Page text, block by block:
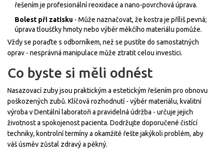
řešením je profesionální reoxidace a nano-povrchová úprava.
Bolest při zatisku - Může naznačovat, že kostra je příliš pevná;
úprava tloušťky hmoty nebo výběr měkčího materiálu pomůže.
Vždy se poraďte s odborníkem, než se pustíte do samostatných
oprav - nesprávná manipulace může ztratit celou investici.
Co byste si měli odnést
Nasazovací zuby jsou praktickým a estetickým řešením pro obnovu
poškozených zubů. Klíčová rozhodnutí - výběr materiálu, kvalitní
výroba vDentální laboratořia pravidelná údržba - určuje jejich
životnost a spokojenost pacienta. Dodržujte doporučené čistící
techniky, kontrolní termíny a okamžitě řešte jakýkoli problém, aby
váš úsměv zůstal zdravý a pěkný.